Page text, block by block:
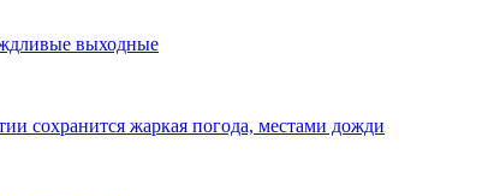
выходные
сохранится жаркая погода, местами дожди